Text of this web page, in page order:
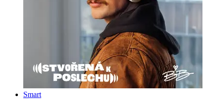
Smart